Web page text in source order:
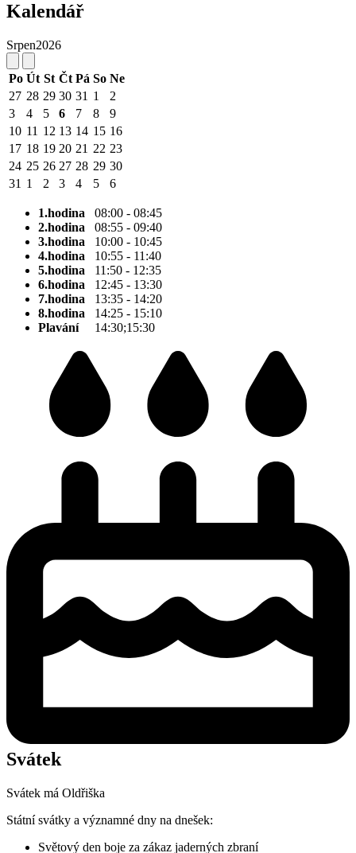
Kalendář
Srpen2026
Po Út St Čt Pá So Ne
27 28 29 30 31 1
2
3
4 5 6 7 8
9
10 11 12 13 14 15 16
17 18 19 20 21 22 23
24 25 26 27 28 29 30
31 1 2 3 4 5 6
1.hodina 08:00 - 08:45
2.hodina 08:55 - 09:40
3.hodina 10:00 - 10:45
4.hodina 10:55 - 11:40
5.hodina 11:50 - 12:35
6.hodina 12:45 - 13:30
7.hodina 13:35 - 14:20
8.hodina 14:25 - 15:10
Plavání14:30;15:30
Svátek
Svátek má Oldřiška
Státní svátky a významné dny na dnešek:
Světový den boje za zákaz jaderných zbraní